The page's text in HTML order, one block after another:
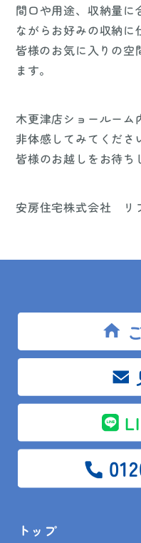
トップ
間口や用途、収納量に
ながらお好みの収納に
皆様のお気に入りの空
ます。
木更津店ショールーム
非体感してみてくださ
皆様のお越しをお待ち
安房住宅株式会社 リ
カノー
キッチンリフォーム
リフォーム相談館
リフォーム相談館
リフォーム相談館